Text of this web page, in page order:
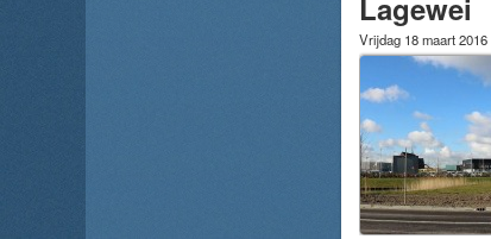
Lagewei
Vrijdag 18 maart 2016